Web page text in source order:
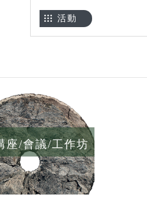
活動
座/會議/工作坊